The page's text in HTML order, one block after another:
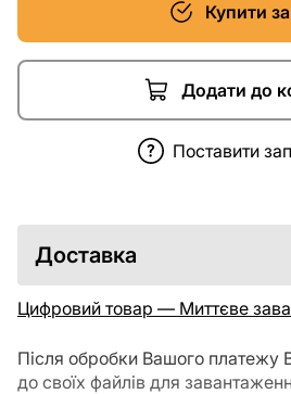
Купити
Додати до
Поставити
Доставка
Цифровий товар — Миттєве
Після обробки Вашого платежу
до своїх файлів для